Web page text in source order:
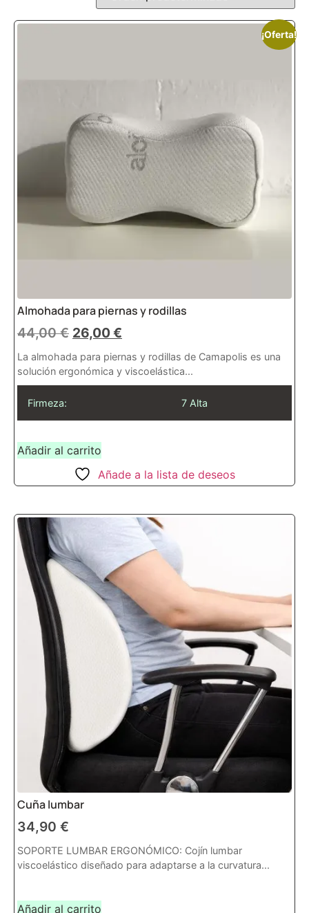
¡Oferta!
Almohada para piernas y rodillas
44,00€ 26,00€
La almohada para piernas y rodillas de Camapolis es una
solución ergonómica y viscoelástica...
Firmeza: 7 Alta
Añadir al carrito
Añade a la lista de deseos
Cuña lumbar
34,90 €
SOPORTE LUMBAR ERGONÓMICO: Cojín lumbar
viscoelástico diseñado para adaptarse a la curvatura...
Añadir al carrito